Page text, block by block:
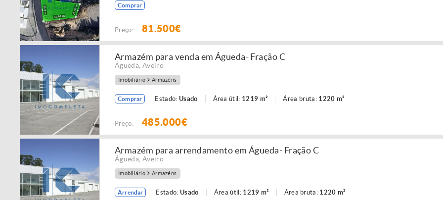
Comprar
Preço: 81.500€
Armazém para venda em Águeda- Fração C
Águeda Aveiro
Imobiliário Armazéns
Comprar Estado: Usado Área útil: 1219 m² Área bruta: 1220 m²
Preço: 485.000€
Armazém para arrendamento em Águeda- Fração C
Águeda Aveiro
Imobiliário Armazéns
Arrendar Estado:Usado Área útil: 1219 m² Área bruta: 1220 m²